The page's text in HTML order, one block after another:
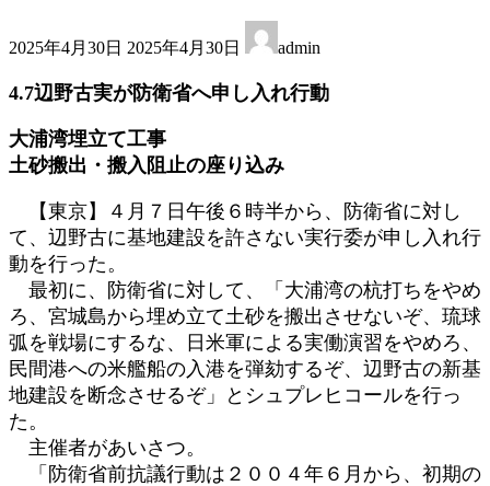
2025年4月30日 終
新
時
:
2025年4月30日 admin
4.7辺野古実が防衛省へ申し入れ行動
大浦湾埋立て工事
土砂搬出・搬入阻止の座り込み
【東京】４月７日午後６時半から、防衛省に対し
て、辺野古に基地建設を許さない実行委が申し入れ行
動を行った。
最初に、防衛省に対して、「大浦湾の杭打ちをやめ
ろ、宮城島から埋め立て土砂を搬出させないぞ、琉球
弧を戦場にするな、日米軍による実働演習をやめろ、
民間港への米艦船の入港を弾劾するぞ、辺野古の新基
地建設を断念させるぞ」とシュプレヒコールを行っ
た。
主催者があいさつ。
「防衛省前抗議行動は２００４年６月から、初期の